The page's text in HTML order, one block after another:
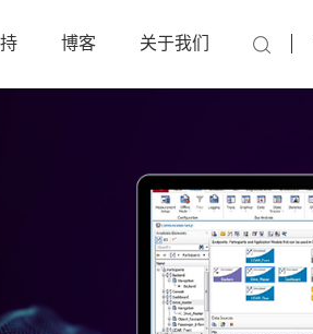
博客 关于我们